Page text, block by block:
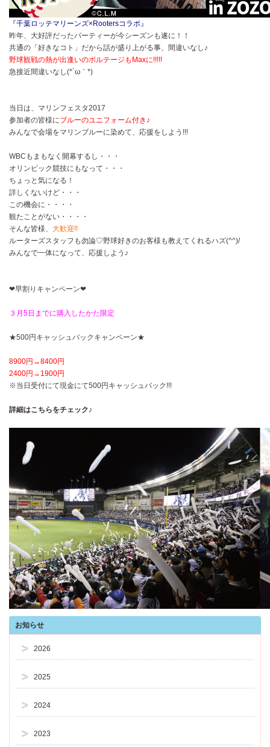
『千葉ロッテマリーンズ×Rootersコラボ』
昨年、大好評だったパーティーが今シーズンも遂に！！
共通の「好きなコト」だから話が盛り上がる事、間違いなし♪
野球観戦の熱が出逢いのボルテージもMaxに!!!!!
急接近間違いなし(*´ω｀*)
当日は、 マリンフェスタ2017
参加者の皆様にブルーのユニフォーム付き♪
みんなで会場をマリンブルーに染めて、応援をしよう!!!
WBCもまもなく開幕するし・・・
オリンピック競技にもなって・・・
ちょっと気になる！
詳しくないけど・・・
この機会に・・・・
観たことがない・・・・
そんな皆様、 大歓迎!!
ルーターズスタッフも勿論♡野球好きのお客様も教えてくれるハズ(^^)/
みんなで一体になって、応援しよう♪
❤早割りキャンペーン❤
３月5日までに購入したかた限定
★500円キャッシュバックキャンペーン★
8900円→8400円
2400円→ 1900円
※当日受付にて現金にて500円キャッシュバック!!!
詳細はこちらをチェック♪
お知らせ
2026
2025
2024
2023